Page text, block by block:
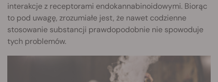
interakcje z receptorami endokannabinoidowymi. Biorąc
to pod uwagę, zrozumiałe jest, że nawet codzienne
stosowanie substancji prawdopodobnie nie spowoduje
tych problemów.